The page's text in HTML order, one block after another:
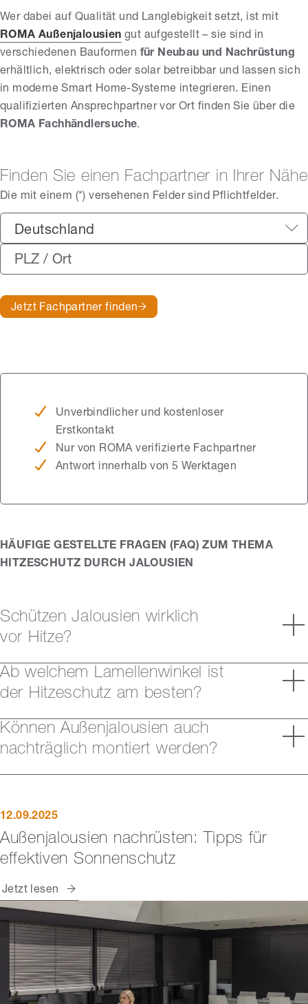
Wer dabei auf Qualität und Langlebigkeit setzt, ist mit
ROMA Außenjalousien gut aufgestellt – sie sind in
verschiedenen Bauformen für Neubau und Nachrüstung
erhältlich, elektrisch oder solar betreibbar und lassen sich
in moderne Smart Home-Systeme integrieren. Einen
qualifizierten Ansprechpartner vor Ort finden Sie über die
ROMA Fachhändlersuche.
Finden Sie einen Fachpartner in Ihrer Nähe
Die mit einem (*) versehenen Felder sind Pflichtfelder.
Deutschland
Jetzt Fachpartner finden
Unverbindlicher und kostenloser
Erstkontakt
Nur von ROMA verifizierte Fachpartner
Antwort innerhalb von 5 Werktagen
HÄUFIGE GESTELLTE FRAGEN (FAQ) ZUM THEMA
HITZESCHUTZ DURCH JALOUSIEN
Schützen Jalousien wirklich
vor Hitze?
Ab welchem Lamellenwinkel ist
der Hitzeschutz am besten?
Können Außenjalousien auch
nachträglich montiert werden?
12.09.2025
Außenjalousien nachrüsten: Tipps für
effektiven Sonnenschutz
Jetzt lesen